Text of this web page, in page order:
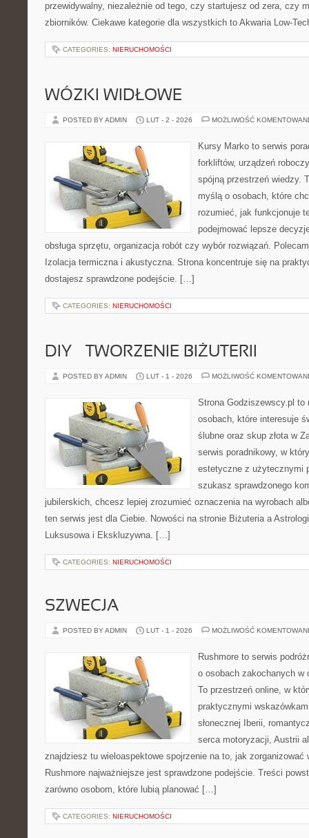
przewidywalny, niezależnie od tego, czy startujesz od zera, czy
zbiorników. Ciekawe kategorie dla wszystkich to Akwaria Low-
CATEGORIES: NIERUCHOMOŚCI
WÓZKI WIDŁOWE
POSTED BY ADMIN LUT - 2 - 2026 MOŻLIWOŚĆ
Kursy Marko to serwis
forkliftów, urządzeń
spójną przestrzeń wiedzy.
myślą o osobach, które
rozumieć, jak funkcjonuje
podejmować lepsze
obsługa sprzętu, organizacja robót czy wybór rozwiązań.
Izolacja termiczna i akustyczna. Strona koncentruje się na
dostajesz sprawdzone podejście. […]
CATEGORIES: NIERUCHOMOŚCI
DIY – TWORZENIE BIŻUTERII
POSTED BY ADMIN LUT - 1 - 2026 MOŻLIWOŚĆ
Strona Godziszewscy.pl
osobach, które interesuje
ślubne oraz skup złota w
serwis poradnikowy, w
estetyczne z użytecznymi
szukasz sprawdzonego
jubilerskich, chcesz lepiej zrozumieć oznaczenia na wyrobach
ten serwis jest dla Ciebie. Nowości na stronie Biżuteria a
Luksusowa i Ekskluzywna. […]
CATEGORIES: NIERUCHOMOŚCI
SZWECJA
POSTED BY ADMIN LUT - 1 - 2026 MOŻLIWOŚĆ
Rushmore to serwis
o osobach zakochanych w
To przestrzeń online, w
praktycznymi
słonecznej Iberii,
serca motoryzacji, Austrii
znajdziesz tu wieloaspektowe spojrzenie na to, jak zorganizować
Rushmore najważniejsze jest sprawdzone podejście. Treści
zarówno osobom, które lubią planować […]
CATEGORIES: NIERUCHOMOŚCI